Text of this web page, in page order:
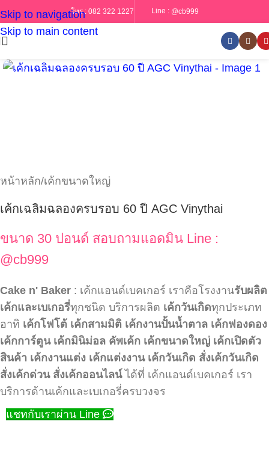
Skip to navigation
Skip to main content
โทร : 082 322 1227 Line : @cb999
หน้าหลัก/เค้กขนาดใหญ่
เค้กเฉลิมฉลองครบรอบ 60 ปี AGC Vinythai
ขนาด 30 ปอนด์ สอบถามแอดมิน Line :
@cb999
Cake n' Baker : เค้กแอนด์เบคเกอร์ เราคือโรงงานรับผลิต
เค้กและเบเกอรี่ทุกชนิด บริการผลิต เค้กวันเกิดทุกประเภท
อาทิ เค้กโฟโต้ เค้กสามมิติ เค้กงานปั้นน้ำตาล เค้กฟองดอง
เค้กการ์ตูน เค้กมินิม่อล คัพเค้ก เค้กขนาดใหญ่ เค้กเปิดตัว
สินค้า เค้กงานแต่ง เค้กแต่งงาน เค้กวันเกิด สั่งเค้กวันเกิด
สั่งเค้กด่วน สั่งเค้กออนไลน์ได้ที่ เค้กแอนด์เบคเกอร์ เรา
บริการด้านเค้กและเบเกอรี่ครบวงจร
แชทกับเราผ่าน Line